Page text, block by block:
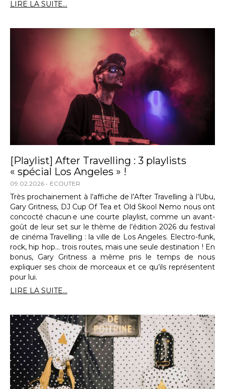
LIRE LA SUITE...
[Playlist] After Travelling : 3 playlists
« spécial Los Angeles » !
09.02.2026 ECOUTER
Très prochainement à l’affiche de l’After Travelling à l’Ubu,
Gary Gritness, DJ Cup Of Tea et Old Skool Nemo nous ont
concocté chacun·e une courte playlist, comme un avant-
goût de leur set sur le thème de l’édition 2026 du festival
de cinéma Travelling : la ville de Los Angeles. Electro-funk,
rock, hip hop… trois routes, mais une seule destination ! En
bonus, Gary Gritness a même pris le temps de nous
expliquer ses choix de morceaux et ce qu’ils représentent
pour lui.
LIRE LA SUITE...